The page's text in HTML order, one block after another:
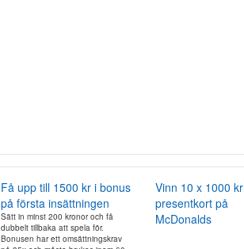
Få upp till 1500 kr i bonus
på första insättningen
Sätt in minst 200 kronor och få
dubbelt tillbaka att spela för.
Bonusen har ett omsättningskrav
Vinn 10 x 1000 kr
presentkort på
McDonalds